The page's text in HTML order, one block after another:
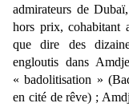
admirateurs de
hors prix, cohabitant
que dire des
engloutis dans
« badolitisation »
en cité de rêve) ;